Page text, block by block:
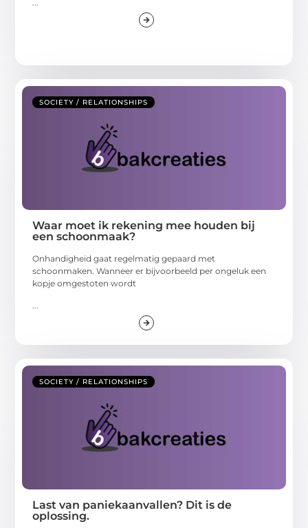
SOCIETY / RELATIONSHIPS
Waar moet ik rekening mee houden bij
een schoonmaak?
Onhandigheid gaat regelmatig gepaard met
schoonmaken. Wanneer er bijvoorbeeld per ongeluk een
kopje omgestoten wordt
...
SOCIETY / RELATIONSHIPS
Last van paniekaanvallen? Dit is de
oplossing.